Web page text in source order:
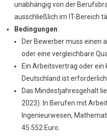
unabhängig von der
ausschließlich im IT-Bereich
Bedingungen:
Der Bewerber muss einen
oder eine vergleichbare
Ein Arbeitsvertrag oder
Deutschland ist erforderlich.
Das Mindestjahresgehalt
2023). In Berufen mit
Ingenieurwesen,
45.552 Euro.